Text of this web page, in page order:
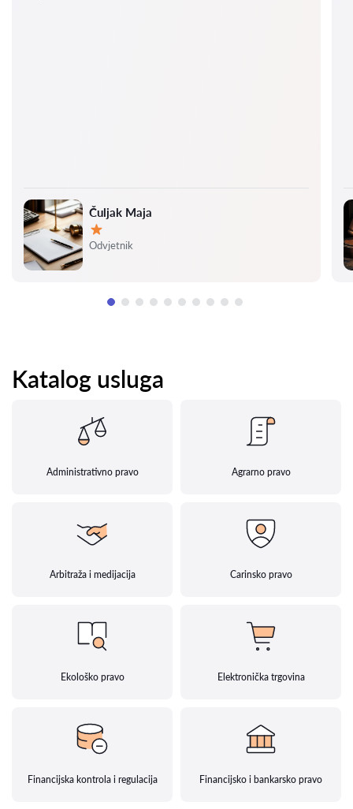
Čuljak Maja
Ocjena:
Odvjetnik
Katalog usluga
Administrativno pravo Agrarno pravo
Arbitraža i medijacija Carinsko pravo
Ekološko pravo Elektronička trgovina
Financijska kontrola i regulacija Financijsko i bankarsko pravo